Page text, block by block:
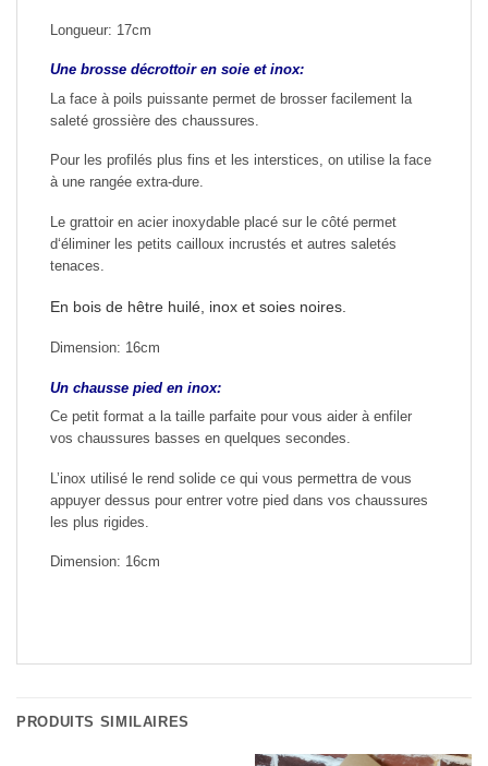
Longueur: 17cm
Une brosse décrottoir en soie et inox:
La face à poils puissante permet de brosser facilement la
saleté grossière des chaussures.
Pour les profilés plus fins et les interstices, on utilise la face
à une rangée extra-dure.
Le grattoir en acier inoxydable placé sur le côté permet
d‘éliminer les petits cailloux incrustés et autres saletés
tenaces.
En bois de hêtre huilé, inox et soies noires.
Dimension: 16cm
Un chausse pied en inox:
Ce petit format a la taille parfaite pour vous aider à enfiler
vos chaussures basses en quelques secondes.
L’inox utilisé le rend solide ce qui vous permettra de vous
appuyer dessus pour entrer votre pied dans vos chaussures
les plus rigides.
Dimension: 16cm
PRODUITS SIMILAIRES